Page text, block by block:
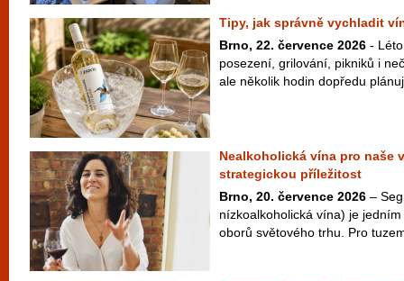
Tipy, jak správně vychladit
Brno, 22. července 2026 -
posezení, grilování, pikniků i
ale několik hodin dopředu
Nealkoholická vína pro naše
strategickou příležitost
Brno, 20. července 2026 –
nízkoalkoholická vína) je
oborů světového trhu. Pro